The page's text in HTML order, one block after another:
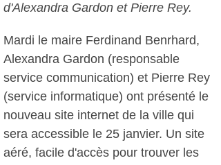
d'Alexandra Gardon et Pierre Rey.
Mardi le maire Ferdinand Benrhard,
Alexandra Gardon (responsable
service communication) et Pierre Rey
(service informatique) ont présenté le
nouveau site internet de la ville qui
sera accessible le 25 janvier. Un site
aéré, facile d'accès pour trouver les